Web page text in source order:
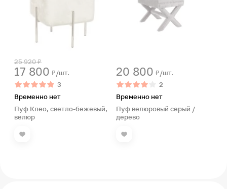
25 920 ₽
17 800 ₽/шт.
3
Временно нет
Пуф Клео, светло-бежевый,
велюр
20 800 ₽/шт.
2
Временно нет
Пуф велюровый серый /
дерево